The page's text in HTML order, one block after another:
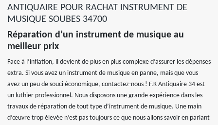
ANTIQUAIRE POUR RACHAT INSTRUMENT DE
MUSIQUE SOUBES 34700
Réparation d’un instrument de musique au
meilleur prix
Face à l’inflation, il devient de plus en plus complexe d’assurer les dépenses
extra. Si vous avez un instrument de musique en panne, mais que vous
avez un peu de souci économique, contactez-nous ! F.K Antiquaire 34 est
un luthier professionnel. Nous disposons une grande expérience dans les
travaux de réparation de tout type d’instrument de musique. Une main
d’œuvre trop élevée n’est pas toujours ce que nous allons savoir en parlant